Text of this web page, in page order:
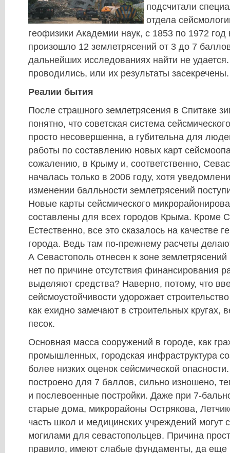
подсчитали
отдела
геофизики Академии наук, с 1853 по 1972
произошло 12 землетрясений от 3 до 7
дальнейших исследованиях найти не
проводились, или их результаты засекречены.
Реалии бытия
После страшного землетрясения в Спитаке
понятно, что советская система
просто несовершенна, а губительна для
работы по составлению новых карт
сожалению, в Крыму и, соответственно,
началась только в 2006 году, хотя
изменении балльности землетрясений
Новые карты сейсмического
составлены для всех городов Крыма. Кроме
Естественно, все это сказалось на качестве
города. Ведь там по-прежнему расчеты
А Севастополь отнесен к зоне
нет по причине отсутствия финансирования
выделяют средства? Наверно, потому, что
сейсмоустойчивости удорожает
как ехидно замечают в строительных кругах,
песок.
Основная масса сооружений в городе, как
промышленных, городская инфраструктура
более низких оценок сейсмической
построено для 7 баллов, сильно изношено,
и послевоенные постройки. Даже при 7-
старые дома, микрорайоны Острякова,
часть школ и медицинских учреждений могут
могилами для севастопольцев. Причина
правило, имеют слабые фундаменты, да еще